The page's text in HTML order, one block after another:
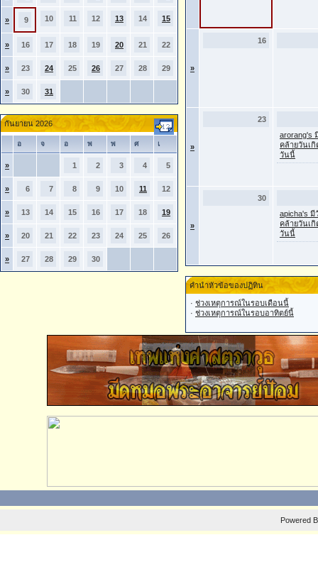
» 9 10 11 12 13 14 15
» 16 17 18 19 20 21 22
» 23 24 25 26 27 28 29
» 30 31
กันยายน 2026
อ จ อ พ พ ศ เ
» 1 2 3 4 5
» 6 7 8 9 10 11 12
» 13 14 15 16 17 18 19
» 20 21 22 23 24 25 26
» 27 28 29 30
»
16
»
23
arorang's
คล้ายวันเกิ
วันนี้
»
30
apicha's มี
คล้ายวันเกิ
วันนี้
คำนำหัวข้อของปฏิทิน
· ช่วงเหตุการณ์ในรอบเดือนนี้
· ช่วงเหตุการณ์ในรอบอาทิตย์นี้
Powered